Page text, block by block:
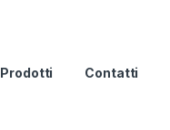
Prodotti Contatti